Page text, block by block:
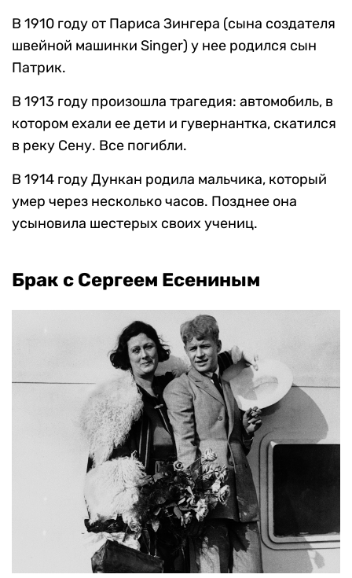
В 1910 году от Париса Зингера (сына создателя
швейной машинки Singer) у нее родился сын
Патрик.
В 1913 году произошла трагедия: автомобиль, в
котором ехали ее дети и гувернантка, скатился
в реку Сену. Все погибли.
В 1914 году Дункан родила мальчика, который
умер через несколько часов. Позднее она
усыновила шестерых своих учениц.
Брак с Сергеем Есениным